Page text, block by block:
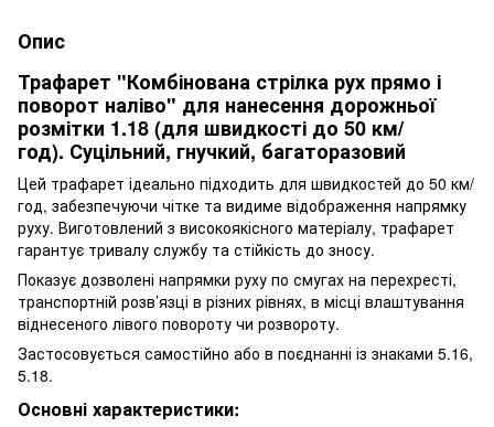
Опис
Трафарет "Комбінована стрілка рух прямо і
поворот наліво" для нанесення дорожньої
розмітки 1.18 (для швидкості до 50 км/
год). Суцільний, гнучкий, багаторазовий
Цей трафарет ідеально підходить для швидкостей до 50 км/
год, забезпечуючи чітке та видиме відображення напрямку
руху. Виготовлений з високоякісного матеріалу, трафарет
гарантує тривалу службу та стійкість до зносу.
Показує дозволені напрямки руху по смугах на перехресті,
транспортній розв’язці в різних рівнях, в місці влаштування
віднесеного лівого повороту чи розвороту.
Застосовується самостійно або в поєднанні із знаками 5.16,
5.18.
Основні характеристики: